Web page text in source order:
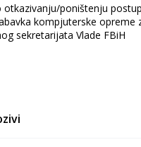
otkazivanju/poništenju
kompjuterske opreme
sekretarijata Vlade FBiH